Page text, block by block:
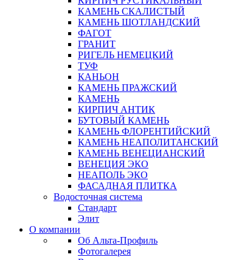
КАМЕНЬ СКАЛИСТЫЙ
КАМЕНЬ ШОТЛАНДСКИЙ
ФАГОТ
ГРАНИТ
РИГЕЛЬ НЕМЕЦКИЙ
ТУФ
КАНЬОН
КАМЕНЬ ПРАЖСКИЙ
КАМЕНЬ
КИРПИЧ АНТИК
БУТОВЫЙ КАМЕНЬ
КАМЕНЬ ФЛОРЕНТИЙСКИЙ
КАМЕНЬ НЕАПОЛИТАНСКИЙ
КАМЕНЬ ВЕНЕЦИАНСКИЙ
ВЕНЕЦИЯ ЭКО
НЕАПОЛЬ ЭКО
ФАСАДНАЯ ПЛИТКА
Водосточная система
Стандарт
Элит
О компании
Об Альта-Профиль
Фотогалерея